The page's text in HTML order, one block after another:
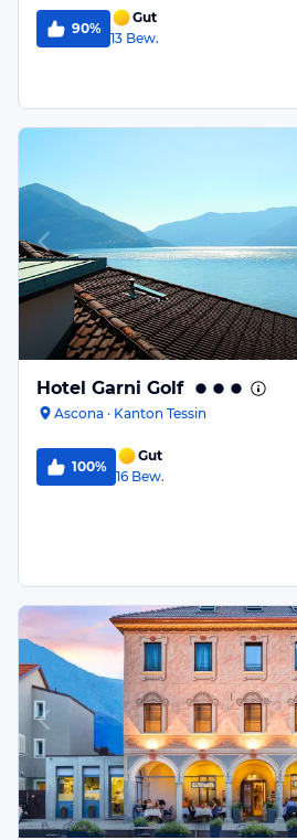
90%
Gut
13 Bew.
Hotel Garni Golf
Ascona · Kanton Tessin
100%
Gut
16 Bew.